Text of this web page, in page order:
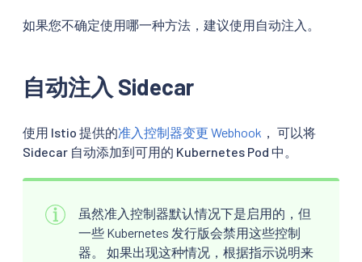
如果您不确定使用哪一种方法，建议使用自动注入。
自动注入 Sidecar
使用 Istio 提供的准入控制器变更 Webhook ， 可以将
Sidecar 自动添加到可用的 Kubernetes Pod 中。
虽然准入控制器默认情况下是启用的，但
一些 Kubernetes 发行版会禁用这些控制
器。 如果出现这种情况，根据指示说明来